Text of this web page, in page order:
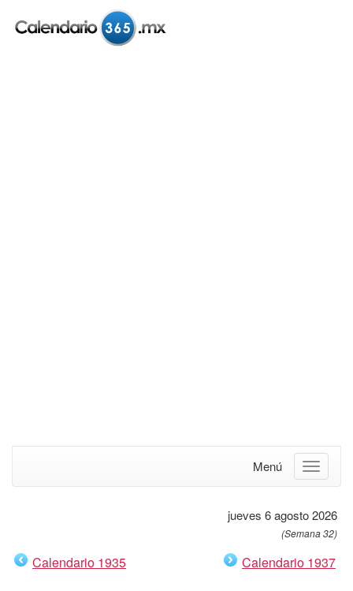
Menú
jueves 6 agosto 2026
(Semana 32)
Calendario 1935 Calendario 1937